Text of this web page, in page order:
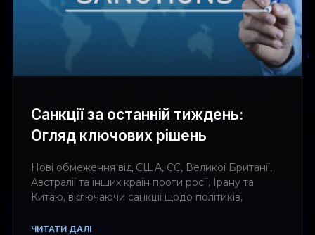
Санкції за останній тиждень:
Огляд ключових рішень
Нові обмеження від США, ЄС, Великої Британії,
Австралії та інших країн проти росії, Ірану та
Китаю, включаючи санкції щодо політиків,
ЧИТАТИ ДАЛІ